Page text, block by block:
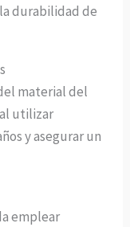
durabilidad de
material del
utilizar
y asegurar un
emplear